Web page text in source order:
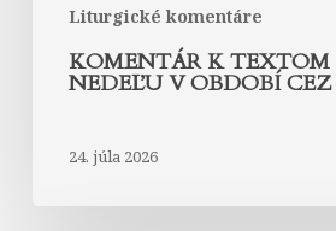
Liturgické komentáre
KOMENTÁR K TEXTOM
NEDEĽU V OBDOBÍ CEZ
24. júla 2026